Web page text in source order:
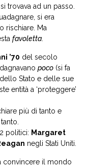
trovava ad un passo.
si era
rischiare. Ma
favoletta
’70 del secolo
poco (si fa
Stato e delle sue
entità a ‘proteggere’
più di tanto e
politici: Margaret
negli Stati Uniti.
convincere il mondo